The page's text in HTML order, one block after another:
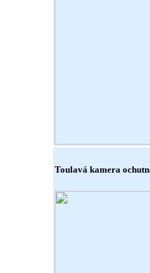
Toulavá kamera